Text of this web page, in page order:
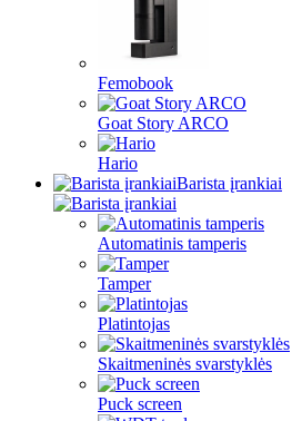
Femobook
Goat Story ARCO
Hario
Barista įrankiai
Automatinis tamperis
Tamper
Platintojas
Skaitmeninės svarstyklės
Puck screen